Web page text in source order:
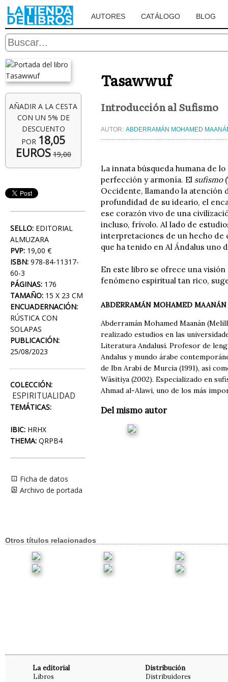
AUTORES CATÁLOGO BLOG
AÑADIR A LA CESTA
CON UN 5% DE
DESCUENTO
POR 18,05
EUROS 19,00
SELLO: EDITORIAL
ALMUZARA
PVP: 19,00 €
ISBN: 978-84-11317-
60-3
PÁGINAS: 176
TAMAÑO: 15 X 23 CM
ENCUADERNACIÓN:
RÚSTICA CON
SOLAPAS
PUBLICACIÓN:
25/08/2023
COLECCIÓN:
ESPIRITUALIDAD
TEMÁTICAS:
IBIC: HRHX
THEMA: QRPB4
Ficha de datos
Archivo de portada
Tasawwuf
Introducción al Sufismo
AUTOR: ABDERRAMÁN MOHAMED
La innata búsqueda humana de
perfección y armonía. El sufismo
Occidente, llamando la atención
profundidad de su ideario, el
ese corazón vivo de una
incluso, frívolo. Al lado de
interpretaciones de un hecho de
que ha tenido en Al Ándalus uno
En este libro se ofrece una
fenómeno espiritual tan rico,
ABDERRAMÁN MOHAMED MAANÁN
Abderramán Mohamed Maanán
realizado estudios en las
Literatura Andalusí. Profesor de
Andalus y mundo árabe
de Ibn Arabi de Murcia (1991), así
Wâsitiya (2002). Especializado en
Ahmad al-Alawi, uno de los más
Del mismo autor
Otros títulos relacionados
La editorial
Libros
Distribución
Distribuidores